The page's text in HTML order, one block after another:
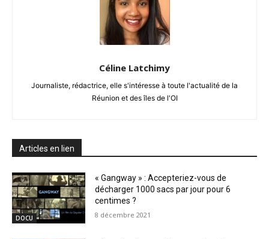
Céline Latchimy
Journaliste, rédactrice, elle s'intéresse à toute l'actualité de la
Réunion et des îles de l'OI
Articles en lien
DOCU
« Gangway » : Accepteriez-vous de
décharger 1000 sacs par jour pour 6
centimes ?
8 décembre 2021